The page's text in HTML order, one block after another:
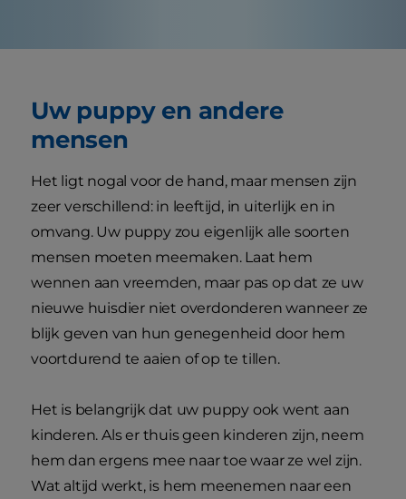
Uw puppy en andere
mensen
Het ligt nogal voor de hand, maar mensen zijn
zeer verschillend: in leeftijd, in uiterlijk en in
omvang. Uw puppy zou eigenlijk alle soorten
mensen moeten meemaken. Laat hem
wennen aan vreemden, maar pas op dat ze uw
nieuwe huisdier niet overdonderen wanneer ze
blijk geven van hun genegenheid door hem
voortdurend te aaien of op te tillen.
Het is belangrijk dat uw puppy ook went aan
kinderen. Als er thuis geen kinderen zijn, neem
hem dan ergens mee naar toe waar ze wel zijn.
Wat altijd werkt, is hem meenemen naar een